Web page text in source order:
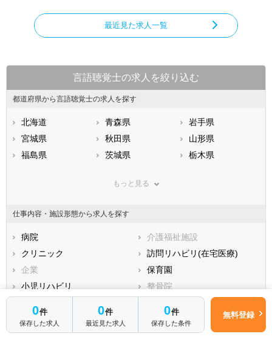
最近見た求人一覧
0件
保存した求人
0件
最近見た求人
0件
保存した条件
無料登録
言語聴覚士の求人を絞り込む
都道府県から言語聴覚士の求人を探す
北海道 青森県
岩手県
宮城県
秋田県
山形県
福島県
茨城県
栃木県
神奈川県
石川県
福井県
静岡県
三重県
滋賀県
大阪府
兵庫県
鳥取県
徳島県
香川県
愛媛県
高知県
福岡県
佐賀県 長崎県
もっと見る
仕事内容・施設形態から求人を探す
病院
介護福祉施設
クリニック
訪問リハビリ(在宅医療)
企業
保育園
小児リハビリ
整骨院
訪問マッサージ
薬局・ドラッグストア
その他